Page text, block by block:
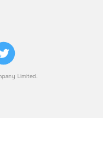
Limited.